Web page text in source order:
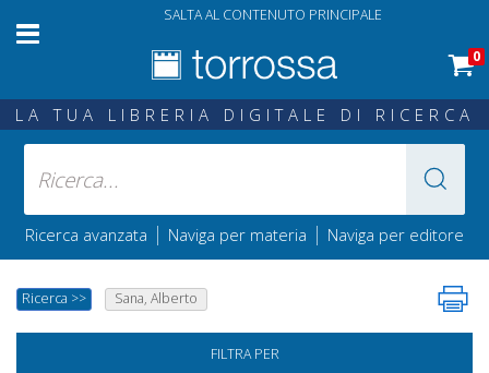
SALTA AL CONTENUTO PRINCIPALE
0
LA TUA LIBRERIA DIGITALE DI RICERCA
Ricerca avanzata | Naviga per materia | Naviga per editore
Ricerca >> Sana, Alberto
FILTRA PER